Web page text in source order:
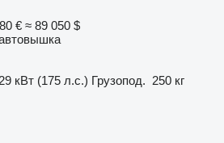
€ ≈ 89 050 $
кВт (175 л.с.) Грузопод. 250 кг